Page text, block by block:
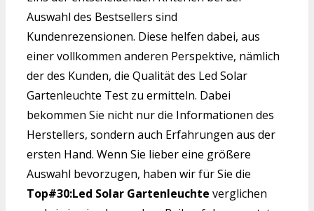
Auswahl des Bestsellers sind
Kundenrezensionen. Diese helfen dabei, aus
einer vollkommen anderen Perspektive, nämlich
der des Kunden, die Qualität des Led Solar
Gartenleuchte Test zu ermitteln. Dabei
bekommen Sie nicht nur die Informationen des
Herstellers, sondern auch Erfahrungen aus der
ersten Hand. Wenn Sie lieber eine größere
Auswahl bevorzugen, haben wir für Sie die
Top#30:Led Solar Gartenleuchte verglichen